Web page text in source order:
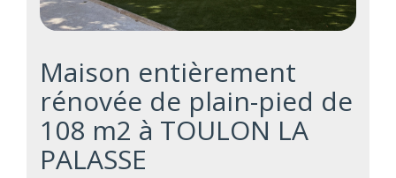
Maison entièrement
rénovée de plain-pied de
108 m2 à TOULON LA
PALASSE